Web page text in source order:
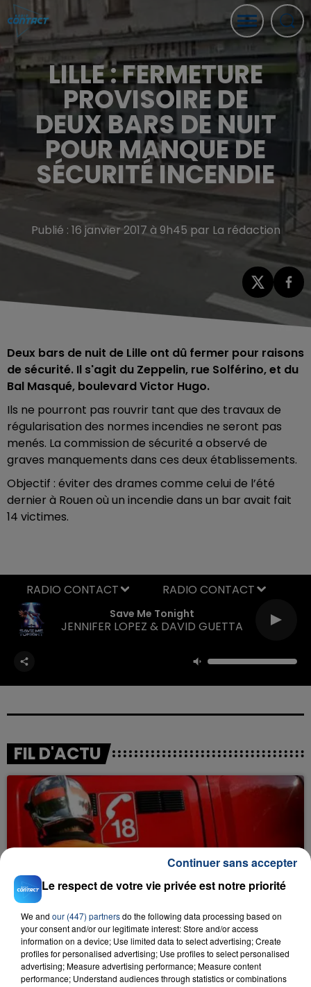
LILLE : FERMETURE
PROVISOIRE DE
DEUX BARS DE NUIT
POUR MANQUE DE
SÉCURITÉ INCENDIE
Publié : 16 janvier 2017 à 9h45 par La rédaction
Deux bars de nuit de Lille ont dû fermer pour raisons
de sécurité. Il s'agit du Zeppelin, rue Solférino, et du
Bal Masqué, boulevard Victor Hugo.
Ils ne pourront pas rouvrir tant que des travaux de
régularisation des normes incendies ne seront pas
menés. La commission de sécurité a observé de
graves manquements dans ces deux établissements.
Objectif : éviter des drames comme celui de l’été
dernier à Rouen où un incendie dans un bar avait fait
14 victimes.
Save Me Tonight
JENNIFER LOPEZ & DAVID GUETTA
RADIO CONTACT
FIL D'ACTU
23 juillet 2026
INCENDIE MORTEL À LENS : UNE FEMME ET
SON BÉBÉ ENTRE LA VIE ET LA...
Un homme s'est immolé par le feu après avoir
aspergé sa compagne et leur bébé de trois mois
d'un liquide inflammable.
Le respect de votre vie privée est notre priorité
We and our (447) partnersdo the following data processing based on
your consent and/or our legitimate interest: Store and/or access
information on a device; Use limited data to select advertising; Create
profiles for personalised advertising; Use profiles to select personalised
advertising; Measure advertising performance; Measure content
performance; Understand audiences through statistics or combinations
Continuer sans accepter